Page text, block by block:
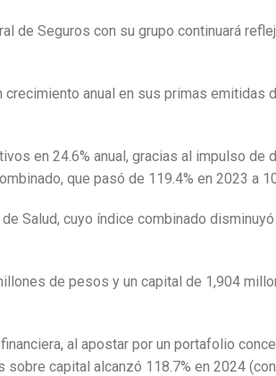
de Seguros con su grupo continuará
anual en sus primas emitidas
en 24.6% anual, gracias al impulso
que pasó de 119.4% en 2023 a
Salud, cuyo índice combinado
de pesos y un capital de 1,904
al apostar por un portafolio
capital alcanzó 118.7% en 2024